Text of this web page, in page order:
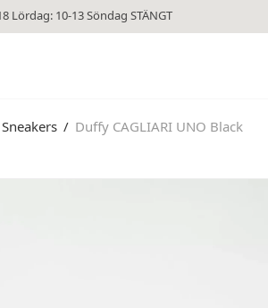
Lördag: 10-13 Söndag STÄNGT
Sneakers / Duffy CAGLIARI UNO Black